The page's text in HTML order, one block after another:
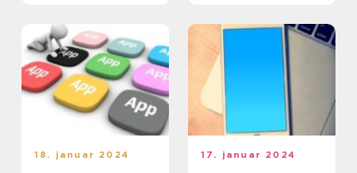
18. januar 2024 17. januar 2024